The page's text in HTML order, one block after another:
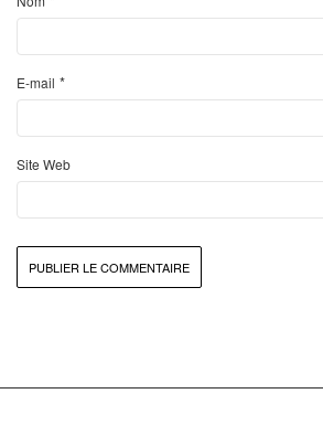
E-mail *
Site Web